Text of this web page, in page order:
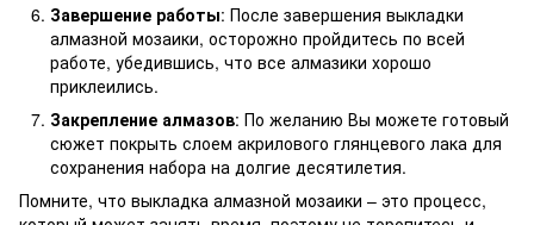
Завершение работы: После завершения выкладки
алмазной мозаики, осторожно пройдитесь по всей
работе, убедившись, что все алмазики хорошо
приклеились.
Закрепление алмазов: По желанию Вы можете готовый
сюжет покрыть слоем акрилового глянцевого лака для
сохранения набора на долгие десятилетия.
Помните, что выкладка алмазной мозаики – это процесс,